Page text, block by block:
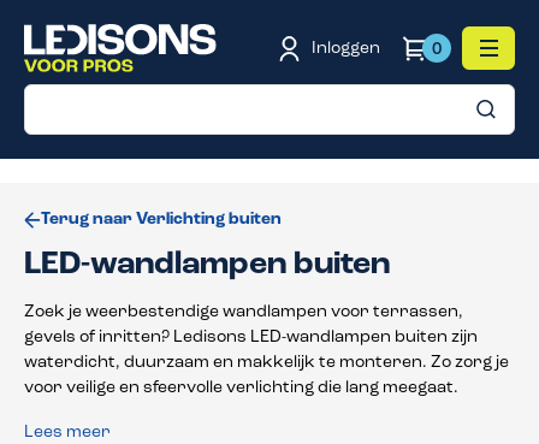
hoofdinhoud
Inloggen
0
Terug naar Verlichting buiten
LED-wandlampen buiten
Zoek je weerbestendige wandlampen voor terrassen,
gevels of inritten? Ledisons LED-wandlampen buiten zijn
waterdicht, duurzaam en makkelijk te monteren. Zo zorg je
voor veilige en sfeervolle verlichting die lang meegaat.
Lees meer